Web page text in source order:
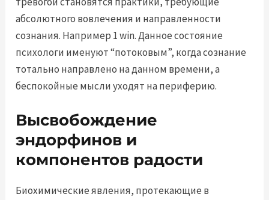
абсолютного вовлечения и направленности
сознания. Например 1 win. Данное состояние
психологи именуют “потоковым”, когда сознание
тотально направлено на данном времени, а
беспокойные мысли уходят на периферию.
Высвобождение
эндорфинов и
компонентов радости
Биохимические явления, протекающие в